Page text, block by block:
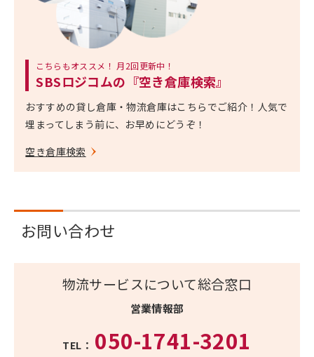
こちらもオススメ！ 月2回更新中！
SBSロジコムの『空き倉庫検索』
おすすめの貸し倉庫・物流倉庫はこちらでご紹介！人気で
埋まってしまう前に、お早めにどうぞ！
空き倉庫検索
お問い合わせ
物流サービスについて総合窓口
営業情報部
TEL： 050-1741-3201